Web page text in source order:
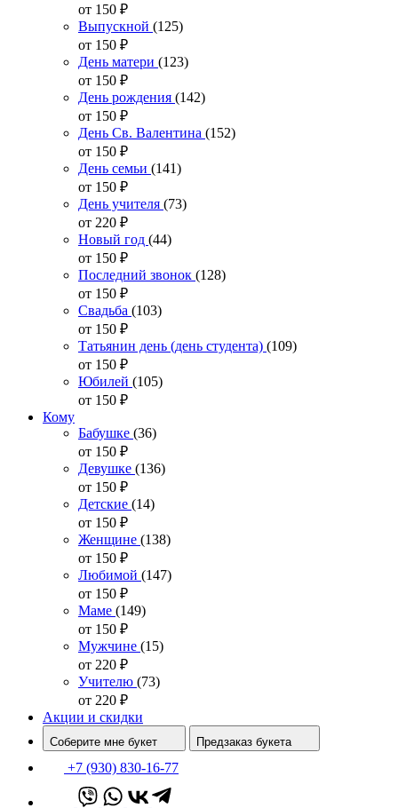
от 150 ₽
Выпускной (125)
от 150 ₽
День матери (123)
от 150 ₽
День рождения (142)
от 150 ₽
День Св. Валентина (152)
от 150 ₽
День семьи (141)
от 150 ₽
День учителя (73)
от 220 ₽
Новый год (44)
от 150 ₽
Последний звонок (128)
от 150 ₽
Свадьба (103)
от 150 ₽
Татьянин день (день студента) (109)
от 150 ₽
Юбилей (105)
от 150 ₽
Кому
Бабушке (36)
от 150 ₽
Девушке (136)
от 150 ₽
Детские (14)
от 150 ₽
Женщине (138)
от 150 ₽
Любимой (147)
от 150 ₽
Маме (149)
от 150 ₽
Мужчине (15)
от 220 ₽
Учителю (73)
от 220 ₽
Акции и скидки
Соберите мне букет Предзаказ букета
+7 (930) 830-16-77